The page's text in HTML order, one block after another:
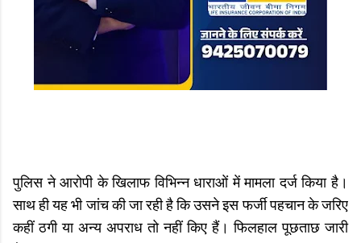
पुलिस ने आरोपी के खिलाफ विभिन्न धाराओं में मामला दर्ज किया है।
साथ ही यह भी जांच की जा रही है कि उसने इस फर्जी पहचान के जरिए
कहीं ठगी या अन्य अपराध तो नहीं किए हैं। फिलहाल पूछताछ जारी